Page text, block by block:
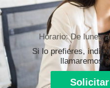
Horario: De lunes
Si lo prefieres,
llamaremos